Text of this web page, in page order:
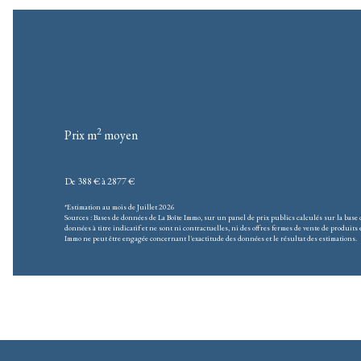
Prix m2 moyen
De 388 € à 2877 €
*Estimation au mois de Juillet 2026
Sources : Bases de données de La Boîte Immo, sur un panel de prix publics calculés sur la
données à titre indicatif et ne sont ni contractuelles, ni des offres fermes de vente de produits
Immo ne peut être engagée concernant l'exactitude des données et le résultat des estimations.